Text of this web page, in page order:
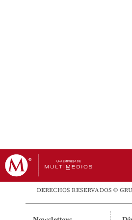
DERECHOS RESERVADOS ©